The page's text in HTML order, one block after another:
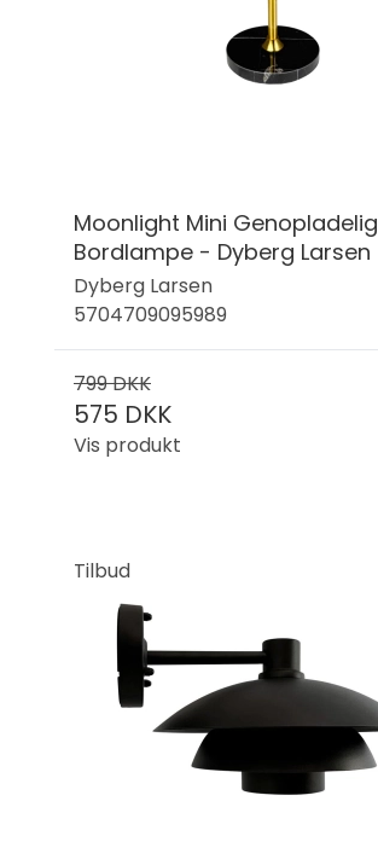
Moonlight Mini Genopladelig
Bordlampe - Dyberg Larsen
Dyberg Larsen
5704709095989
799 DKK
575 DKK
Vis produkt
Tilbud